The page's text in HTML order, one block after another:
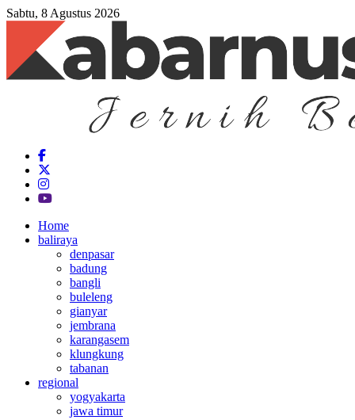
Sabtu, 8 Agustus 2026
Home
baliraya
denpasar
badung
bangli
buleleng
gianyar
jembrana
karangasem
klungkung
tabanan
regional
yogyakarta
jawa timur